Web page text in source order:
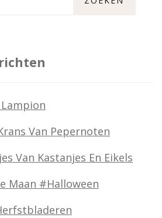
Van Pepernoten
Van Kastanjes En Eikels
Maan #halloween